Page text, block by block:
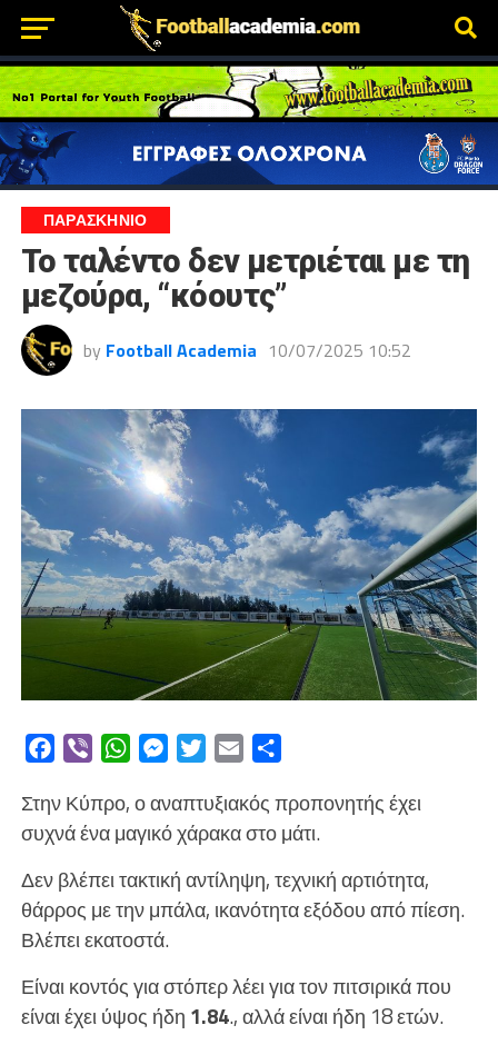
ΠΑΡΑΣΚΉΝΙΟ
Το ταλέντο δεν μετριέται με τη
μεζούρα, “κόουτς”
by Football Academia 10/07/2025 10:52
Facebook
Viber WhatsAppMessengerTwitterEmail
Στην Κύπρο, ο αναπτυξιακός προπονητής έχει
συχνά ένα μαγικό χάρακα στο μάτι.
Δεν βλέπει τακτική αντίληψη, τεχνική αρτιότητα,
θάρρος με την μπάλα, ικανότητα εξόδου από πίεση.
Βλέπει εκατοστά.
Είναι κοντός για στόπερ λέει για τον πιτσιρικά που
είναι έχει ύψος ήδη 1.84., αλλά είναι ήδη 18 ετών.